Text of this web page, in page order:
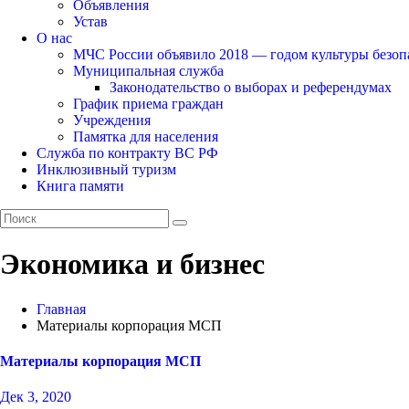
Объявления
Устав
О нас
МЧС России объявило 2018 — годом культуры
Муниципальная служба
Законодательство о выборах и референдумах
График приема граждан
Учреждения
Памятка для населения
Служба по контракту ВС РФ
Инклюзивный туризм
Книга памяти
Экономика и бизнес
Главная
Материалы корпорация МСП
Материалы корпорация МСП
Дек 3, 2020